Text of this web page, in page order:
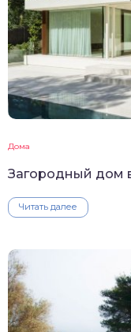
Дома
Загородный дом
Читать далее